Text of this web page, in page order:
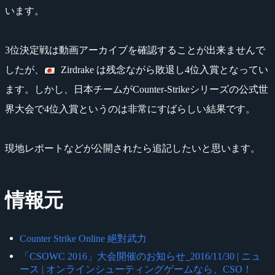
います。
3位決定戦は動画アーカイブを確認することが出来ませんで
したが、
Zirdrake は残念ながら敗退し4位入賞となってい
ます。しかし、日本チームがCounter-Strikeシリーズの公式世
界大会で4位入賞というのは非常にすばらしい結果です。
現地レポートなどが公開されたら追記したいと思います。
情報元
Counter Strike Online 絕對武力
「CSOWC 2016」大会開催のお知らせ_2016/11/30 | ニュ
ース | オンラインシューティングゲームなら、CSO！